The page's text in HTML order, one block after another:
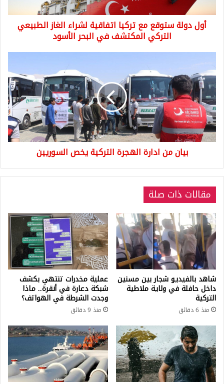
الطبيعي
التركي
البحر
الأسود
أول دولة ستوقع مع تركيا اتفاقية لشراء الغاز الطبيعي
التركي المكتشف في البحر الأسود
من
ادارة
الهجرة
التركية
يخص
السوريين
بيان من ادارة الهجرة التركية يخص السوريين
مقالات ذات صلة
شاهد بالفيديو شجار بين مسنين
داخل حافلة في ولاية ملاطية
التركية
منذ 6 دقائق
عملية مخدرات تنتهي بكشف
شبكة دعارة في أنقرة.. ماذا
وجدت الشرطة في الهواتف؟
منذ 9 دقائق